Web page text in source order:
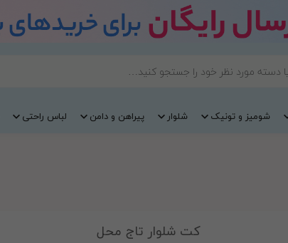
شومیز و تونیک شلوار پیراهن و دامن لباس راحتی
کت شلوار تاج محل